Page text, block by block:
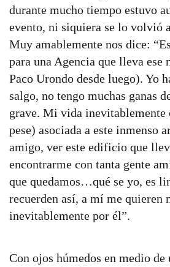
durante mucho tiempo estuvo
evento, ni siquiera se lo volvió
Muy amablemente nos dice:
para una Agencia que lleva ese
Paco Urondo desde luego). Yo
salgo, no tengo muchas ganas
grave. Mi vida inevitablemente
pese) asociada a este inmenso
amigo, ver este edificio que
encontrarme con tanta gente
que quedamos…qué se yo, es
recuerden así, a mí me quieren
inevitablemente por él”.
Con ojos húmedos en medio de